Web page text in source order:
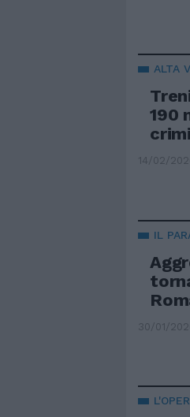
ALTA
190
14/02/
IL
30/01/